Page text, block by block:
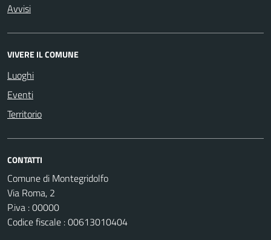
Avvisi
VIVERE IL COMUNE
Luoghi
Eventi
Territorio
CONTATTI
Comune di Montegridolfo
Via Roma, 2
P.iva : 00000
Codice fiscale : 00613010404